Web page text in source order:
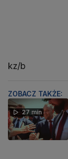
kz/b
ZOBACZ TAKŻE:
27 min